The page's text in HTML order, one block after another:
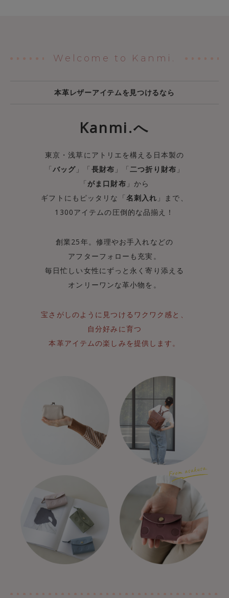
Welcome to Kanmi.
本革レザーアイテムを見つけるなら
Kanmi.へ
東京・浅草にアトリエを構える日本製の
「バッグ 」「 長財布 」「二つ折り財布 」
「 がま口財布 」から
ギフトにもピッタリな「名刺入れ 」まで、
1300アイテムの圧倒的な品揃え！
創業25年。修理やお手入れなどの
アフターフォローも充実。
毎日忙しい女性にずっと永く寄り添える
オンリーワンな革小物を。
宝さがしのように見つけるワクワク感と、
自分好みに育つ
本革アイテムの楽しみを提供します。